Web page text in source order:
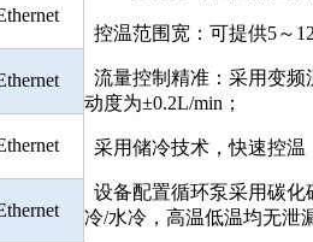
控温范围宽：可提供5～
流量控制精准：采用变
动度为±0.2L/min；
采用储冷技术，快速控温
设备配置循环泵采用碳
冷/水冷，高温低温均无泄